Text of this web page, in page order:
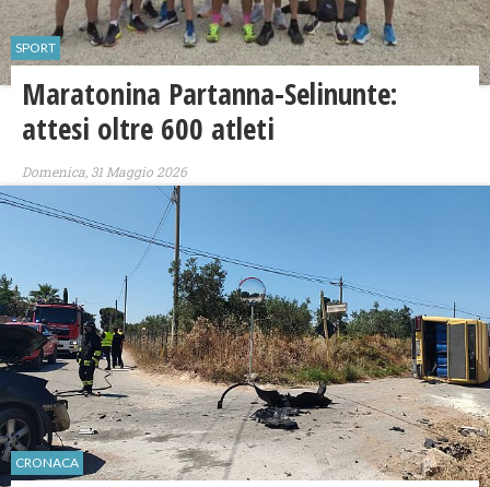
SPORT
Maratonina Partanna-Selinunte:
attesi oltre 600 atleti
Domenica, 31 Maggio 2026
CRONACA